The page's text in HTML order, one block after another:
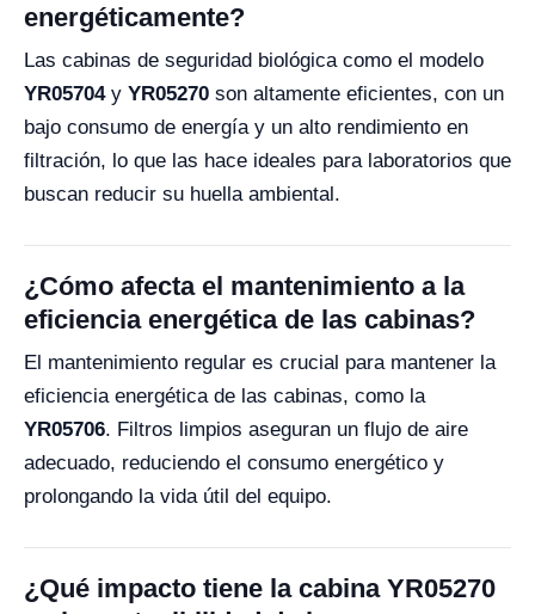
energéticamente?
Las cabinas de seguridad biológica como el modelo
YR05704y YR05270 son altamente eficientes, con un
bajo consumo de energía y un alto rendimiento en
filtración, lo que las hace ideales para laboratorios que
buscan reducir su huella ambiental.
¿Cómo afecta el mantenimiento a la
eficiencia energética de las cabinas?
El mantenimiento regular es crucial para mantener la
eficiencia energética de las cabinas, como la
YR05706. Filtros limpios aseguran un flujo de aire
adecuado, reduciendo el consumo energético y
prolongando la vida útil del equipo.
¿Qué impacto tiene la cabina YR05270